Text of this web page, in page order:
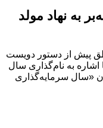
به نهاد مولد
پیش از دستور دویست
به نام‌گذاری سال
«سال سرمایه‌گذاری